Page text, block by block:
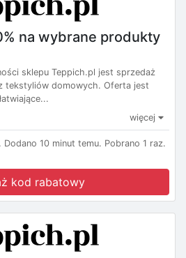
na wybrane produkty
sklepu Teppich.pl jest sprzedaż
tekstyliów domowych. Oferta jest
więcej
Dodano 10 minut temu. Pobrano 1 raz.
kod rabatowy